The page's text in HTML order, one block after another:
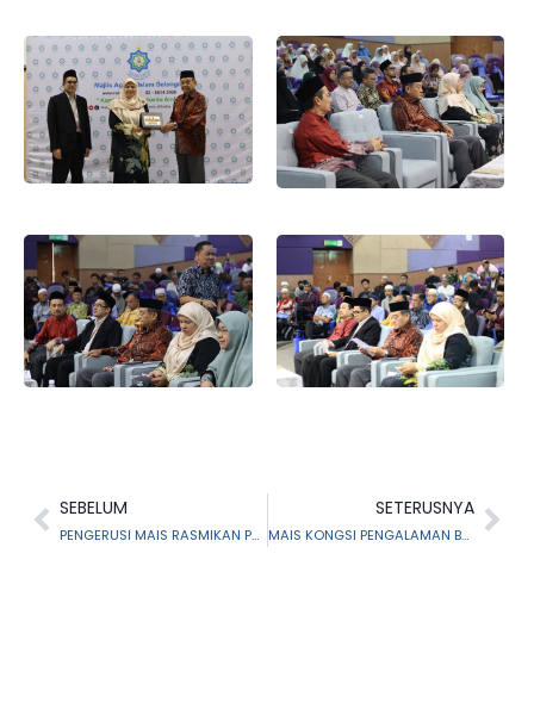
SEBELUM
PENGERUSI MAIS RASMIKAN PENUTUPAN KONVENSYEN FALAK SELANGOR 2025
SETERUSNYA
MAIS KONGSI PENGALAMAN BERSAMA MUIP DAN MUZIUM PAHANG